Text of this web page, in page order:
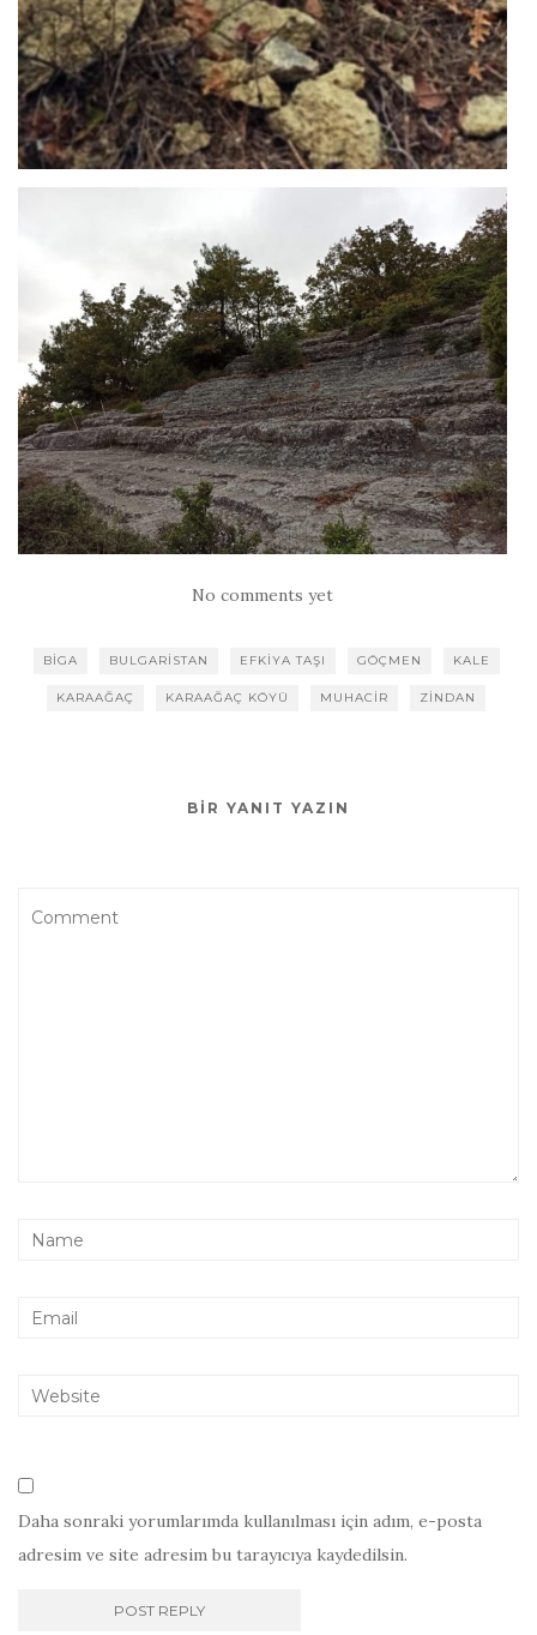
No comments yet
BIGA BULGARISTAN EFKIYA TAŞI GÖÇMEN KALE
KARAAĞAÇ KARAAĞAÇ KÖYÜ MUHACIR ZINDAN
BIR YANIT YAZIN
Daha sonraki yorumlarımda kullanılması için adım, e-posta
adresim ve site adresim bu tarayıcıya kaydedilsin.